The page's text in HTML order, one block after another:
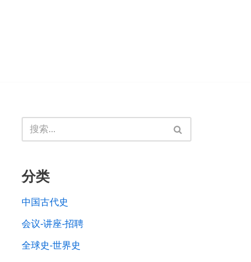
分类
中国古代史
会议-讲座-招聘
全球史-世界史